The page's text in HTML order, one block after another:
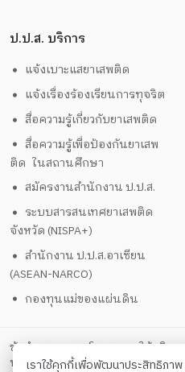
ป.ป.ส. บริการ
แจ้งเบาะแสยาเสพติด
แจ้งเรื่องร้องเรียนการทุจริต
สื่อความรู้เกี่ยวกับยาเสพติด
สื่อความรู้เพื่อป้องกันยาเสพ
ติด ในสถานศึกษา
สมัครงานสำนักงาน ป.ป.ส.
ระบบสารสนเทศยาเสพติด
จังหวัด (NISPA+)
สำนักงาน ป.ป.ส.อาเซียน
(ASEAN-NARCO)
กองทุนแม่ของแผ่นดิน
ข้อกำหนดและนโยบายการให้บริการ
นโยบายการคุ้มครองข้อมูลส่วนบุค
เราใช้คุกกี้เพื่อพัฒนาประสิทธิภา